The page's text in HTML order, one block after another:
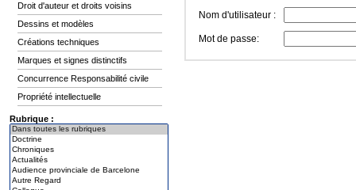
Droit d'auteur et droits voisins
Dessins et modèles
Créations techniques
Marques et signes distinctifs
Concurrence Responsabilité civile
Propriété intellectuelle
Rubrique :
Nom d'utilisateur :
Mot de passe: